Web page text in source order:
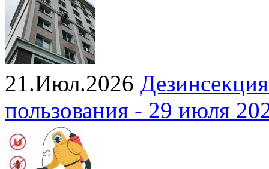
21.Июл.2026
пользования - 29 июля